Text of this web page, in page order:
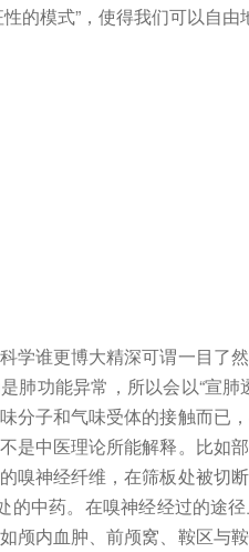
的模式”，使得我们可以自由
学谁更博大精深可谓一目了
肺功能异常，所以会以“宣
分子和气味受体的接触而已
是中医理论所能解释。比如
嗅神经纤维，在筛板处被切
的中药。在嗅神经经过的途
颅内血肿、前颅窝、鞍区与